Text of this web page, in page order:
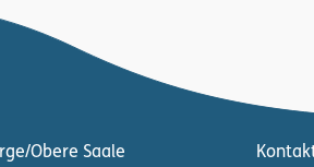
Obere Saale